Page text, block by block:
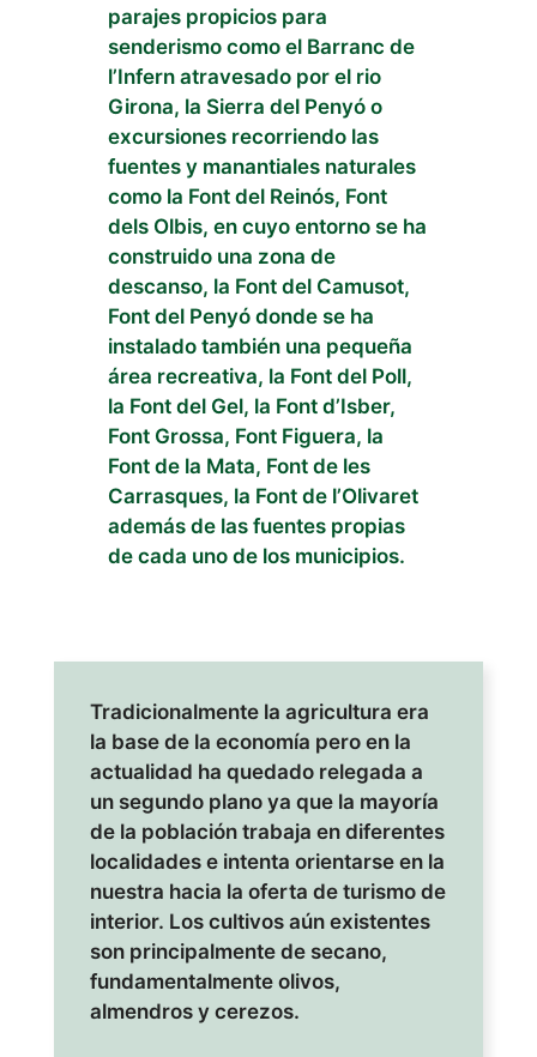
parajes propicios para
senderismo como el Barranc de
l’Infern atravesado por el rio
Girona, la Sierra del Penyó o
excursiones recorriendo las
fuentes y manantiales naturales
como la Font del Reinós, Font
dels Olbis, en cuyo entorno se ha
construido una zona de
descanso, la Font del Camusot,
Font del Penyó donde se ha
instalado también una pequeña
área recreativa, la Font del Poll,
la Font del Gel, la Font d’Isber,
Font Grossa, Font Figuera, la
Font de la Mata, Font de les
Carrasques, la Font de l’Olivaret
además de las fuentes propias
de cada uno de los municipios.
Tradicionalmente la agricultura era
la base de la economía pero en la
actualidad ha quedado relegada a
un segundo plano ya que la mayoría
de la población trabaja en diferentes
localidades e intenta orientarse en la
nuestra hacia la oferta de turismo de
interior. Los cultivos aún existentes
son principalmente de secano,
fundamentalmente olivos,
almendros y cerezos.